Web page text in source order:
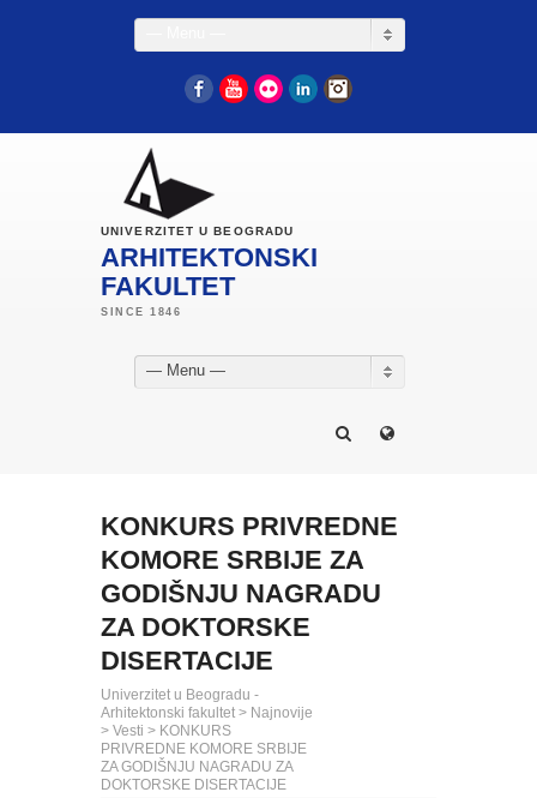
FacebookYouTube
Flickr LinkedIn
UNIVERZITET U BEOGRADU
ARHITEKTONSKI
FAKULTET
— Menu —
KONKURS PRIVREDNE
KOMORE SRBIJE ZA
GODIŠNJU NAGRADU
ZA DOKTORSKE
DISERTACIJE
Univerzitet u Beogradu -
Arhitektonski fakultet > Najnovije
> Vesti > KONKURS
PRIVREDNE KOMORE SRBIJE
ZA GODIŠNJU NAGRADU ZA
DOKTORSKE DISERTACIJE